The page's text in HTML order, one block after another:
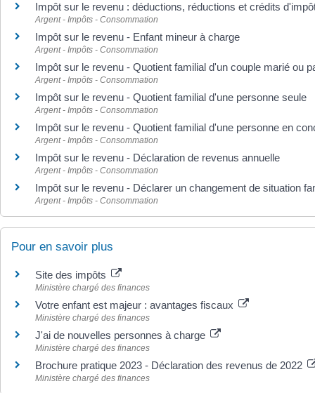
Impôt sur le revenu : déductions, réductions et crédits
Argent - Impôts - Consommation
Impôt sur le revenu - Enfant mineur à charge
Argent - Impôts - Consommation
Impôt sur le revenu - Quotient familial d'un couple marié ou
Argent - Impôts - Consommation
Impôt sur le revenu - Quotient familial d'une personne seule
Argent - Impôts - Consommation
Impôt sur le revenu - Quotient familial d'une personne en
Argent - Impôts - Consommation
Impôt sur le revenu - Déclaration de revenus annuelle
Argent - Impôts - Consommation
Impôt sur le revenu - Déclarer un changement de situation
Argent - Impôts - Consommation
Pour en savoir plus
Site des impôts
Ministère chargé des finances
Votre enfant est majeur : avantages fiscaux
Ministère chargé des finances
J'ai de nouvelles personnes à charge
Ministère chargé des finances
Brochure pratique 2023 - Déclaration des revenus de 2022
Ministère chargé des finances